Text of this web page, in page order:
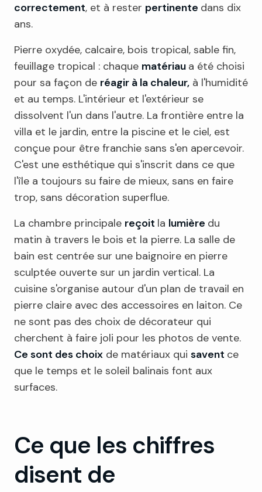
correctement, et à rester pertinente dans dix
ans.
Pierre oxydée, calcaire, bois tropical, sable fin,
feuillage tropical : chaque matériau a été choisi
pour sa façon de réagir à la chaleur, à l'humidité
et au temps. L'intérieur et l'extérieur se
dissolvent l'un dans l'autre. La frontière entre la
villa et le jardin, entre la piscine et le ciel, est
conçue pour être franchie sans s'en apercevoir.
C'est une esthétique qui s'inscrit dans ce que
l'île a toujours su faire de mieux, sans en faire
trop, sans décoration superflue.
La chambre principale reçoit la lumière du
matin à travers le bois et la pierre. La salle de
bain est centrée sur une baignoire en pierre
sculptée ouverte sur un jardin vertical. La
cuisine s'organise autour d'un plan de travail en
pierre claire avec des accessoires en laiton. Ce
ne sont pas des choix de décorateur qui
cherchent à faire joli pour les photos de vente.
Ce sont des choix de matériaux qui savent ce
que le temps et le soleil balinais font aux
surfaces.
Ce que les chiffres
disent de